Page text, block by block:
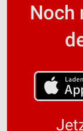
Noch